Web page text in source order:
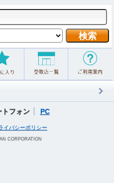
トフォン PC
イバシーポリシー
CORPORATION